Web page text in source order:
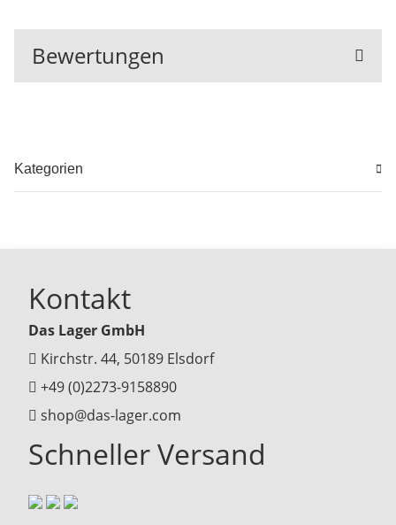
Bewertungen
Kategorien
Kontakt
Das Lager GmbH
Kirchstr. 44, 50189 Elsdorf
+49 (0)2273-9158890
shop@das-lager.com
Schneller Versand